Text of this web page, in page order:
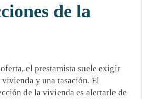
de la
el prestamista suele exigir
y una tasación. El
de la vivienda es alertarle de